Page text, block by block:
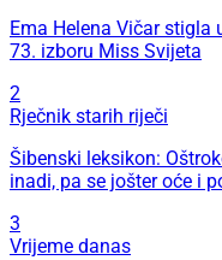
Ema Helena Vičar stigla
73. izboru Miss Svijeta
2
Rječnik starih riječi
Šibenski leksikon:
inadi, pa se jošter oće i
3
Vrijeme danas